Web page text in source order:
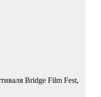
Bridge Film Fest,